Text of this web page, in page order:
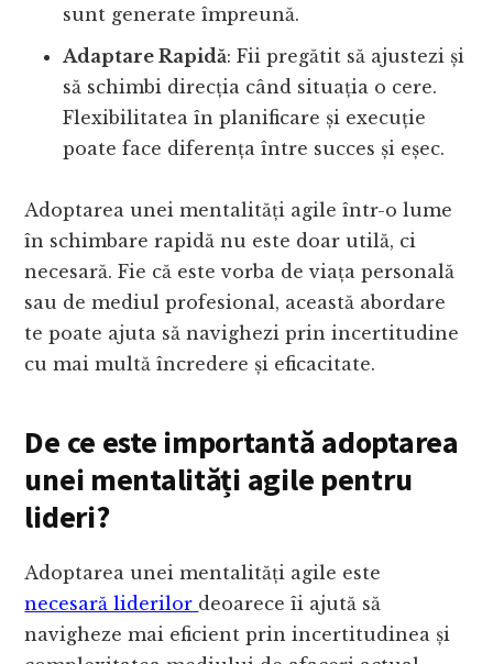
sunt generate împreună.
Adaptare Rapidă: Fii pregătit să ajustezi și
să schimbi direcția când situația o cere.
Flexibilitatea în planificare și execuție
poate face diferența între succes și eșec.
Adoptarea unei mentalități agile într-o lume
în schimbare rapidă nu este doar utilă, ci
necesară. Fie că este vorba de viața personală
sau de mediul profesional, această abordare
te poate ajuta să navighezi prin incertitudine
cu mai multă încredere și eficacitate.
De ce este importantă adoptarea
unei mentalități agile pentru
lideri?
Adoptarea unei mentalități agile este
necesară liderilor deoarece îi ajută să
navigheze mai eficient prin incertitudinea și